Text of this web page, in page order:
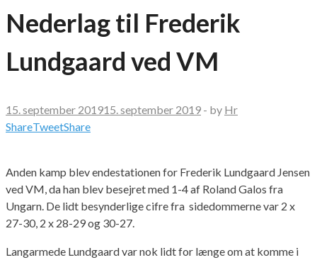
Nederlag til Frederik
Lundgaard ved VM
15. september 201915. september 2019 - by Hr
ShareTweetShare
Anden kamp blev endestationen for Frederik Lundgaard Jensen
ved VM, da han blev besejret med 1-4 af Roland Galos fra
Ungarn. De lidt besynderlige cifre fra sidedommerne var 2 x
27-30, 2 x 28-29 og 30-27.
Langarmede Lundgaard var nok lidt for længe om at komme i